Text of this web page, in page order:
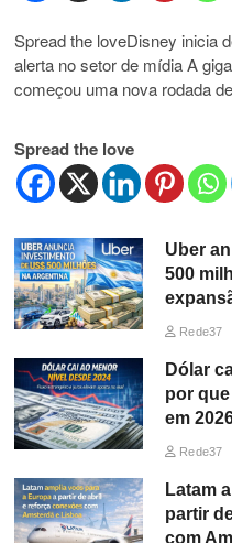
Spread the loveDisney inicia
alerta no setor de mídia A
começou uma nova rodada
Spread the love
Uber
500
Rede37
Dólar
por
em
Rede37
Latam
partir
com